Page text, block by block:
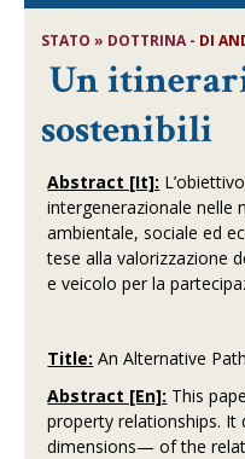
STATO » DOTTRINA - DI
Un
sostenibili
Abstract [It]:
intergenerazionale nelle
ambientale, sociale ed
tese alla valorizzazione
e veicolo per la
Title: An Alternative
Abstract [En]: This
property relationships. It
dimensions— of the